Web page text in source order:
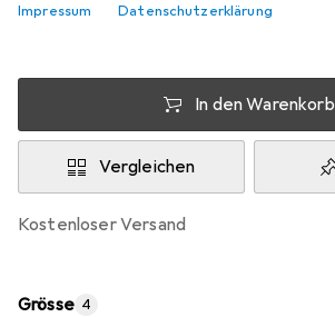
Impressum Datenschutzerklärung
Angebot von i
In den Warenkorb
Vergleichen
kostenloser Versand
Grösse 4